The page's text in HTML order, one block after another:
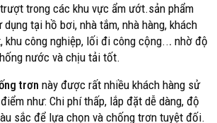
trong các khu vực ẩm ướt.sản phẩm
tại hồ bơi, nhà tắm, nhà hàng, khách
khu công nghiệp, lối đi công cộng... nhờ độ
nước và chịu tải tốt.
trơn này được rất nhiều khách hàng sử
như: Chi phí thấp, lắp đặt dễ dàng, độ
sắc để lựa chọn và chống trơn tuyệt đối.